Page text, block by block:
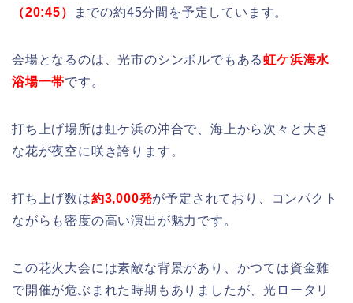
（20:45）
までの約45分間を予定しています。
会場となるのは、光市のシンボルでもある虹ケ浜海水
浴場一帯です。
打ち上げ場所は虹ケ浜の沖合で、海上から次々と大き
な花が夜空に咲き誇ります。
打ち上げ数は約3,000発が予定されており、コンパクト
ながらも密度の高い演出が魅力です。
この花火大会には素敵な背景があり、かつては資金難
で開催が危ぶまれた時期もありましたが、光ロータリ